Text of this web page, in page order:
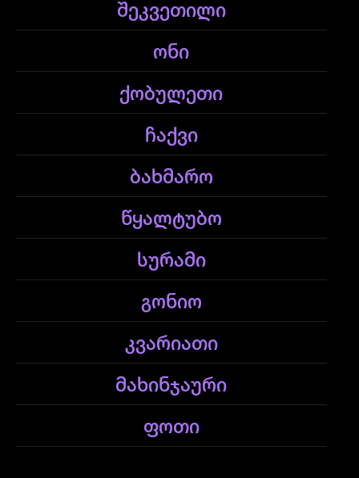
შეკვეთილი
ონი
ქობულეთი
ჩაქვი
ბახმარო
წყალტუბო
სურამი
გონიო
კვარიათი
მახინჯაური
ფოთი